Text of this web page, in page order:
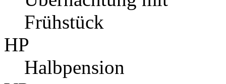
Frühstück
HP
Halbpension